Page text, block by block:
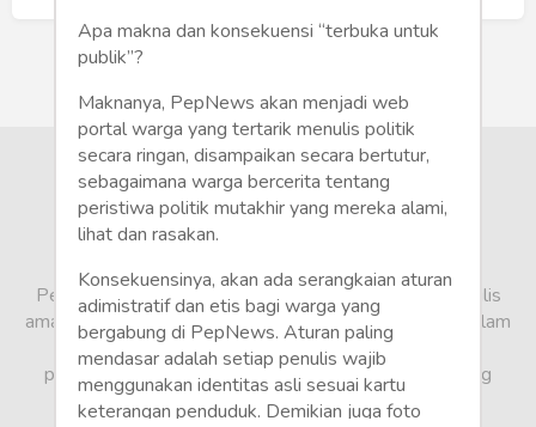
Gaya
Wisata
Wanita
Apa makna dan konsekuensi “terbuka untuk
publik”?
Maknanya, PepNews akan menjadi web
portal warga yang tertarik menulis politik
secara ringan, disampaikan secara bertutur,
sebagaimana warga bercerita tentang
peristiwa politik mutakhir yang mereka alami,
lihat dan rasakan.
Konsekuensinya, akan ada serangkaian aturan
adimistratif dan etis bagi warga yang
bergabung di PepNews. Aturan paling
mendasar adalah setiap penulis wajib
menggunakan identitas asli sesuai kartu
keterangan penduduk. Demikian juga foto
PepNews.com adalah media warga, tempat bagi penulis
amatir dan profesional menyampaikan berbagai opini dalam
bentuk artikel mapun feature yang ditulis dari sudut
pandang tidak biasa, yang berbeda dari sudut pandang
berita media arus utama.